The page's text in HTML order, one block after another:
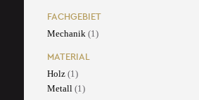
FACHGEBIET
Mechanik (1)
MATERIAL
Holz (1)
Metall (1)